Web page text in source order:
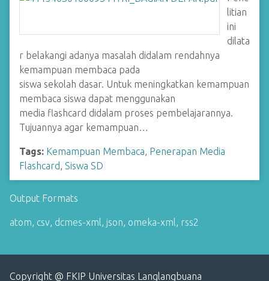
litian
ini
dilata
r belakangi adanya masalah didalam rendahnya
kemampuan membaca pada
siswa sekolah dasar. Untuk meningkatkan kemampuan
membaca siswa dapat menggunakan
media flashcard didalam proses pembelajarannya.
Tujuannya agar kemampuan…
Tags: Kemampuan Membaca, Penerapan Media
Flashcard, Siswa SD
Output Formats
atom, csv, dcmes-xml, json, omeka-xml, rss2
Copyright @ FKIP Universitas Langlangbuana